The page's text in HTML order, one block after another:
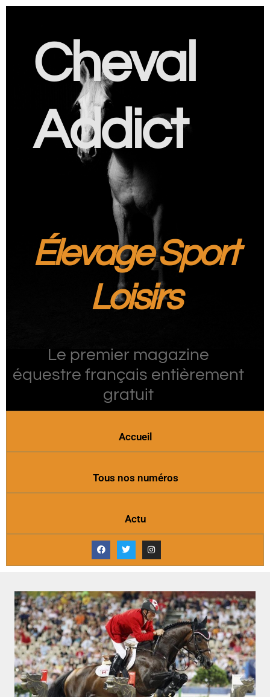
Cheval
Addict
Élevage Sport
Loisirs
Le premier magazine
équestre français entièrement
gratuit
Accueil
Tous nos numéros
Actu